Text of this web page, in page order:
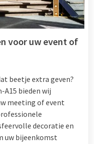
voor uw event of
beetje extra geven?
A15 bieden wij
meeting of event
decoratie en
uw bijeenkomst